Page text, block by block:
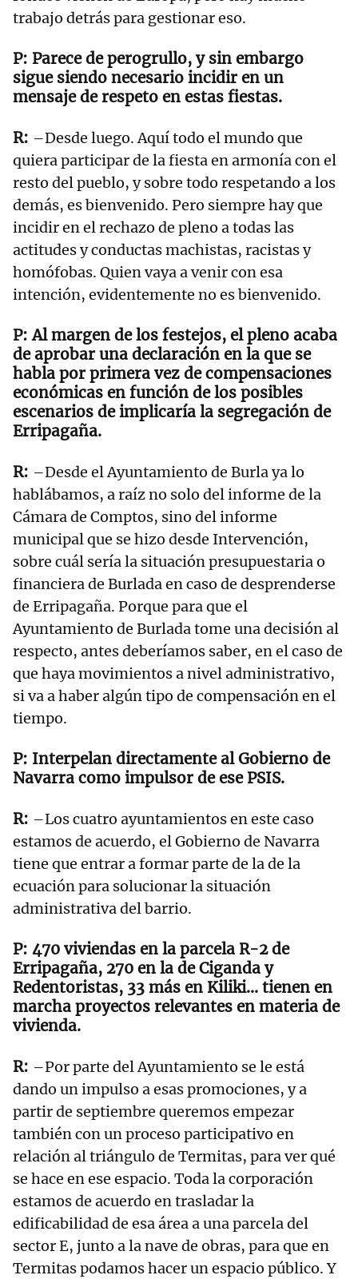
trabajo detrás para gestionar eso.
Parece de perogrullo, y sin embargo
sigue siendo necesario incidir en un
mensaje de respeto en estas fiestas.
–Desde luego. Aquí todo el mundo que
quiera participar de la fiesta en armonía con el
resto del pueblo, y sobre todo respetando a los
demás, es bienvenido. Pero siempre hay que
incidir en el rechazo de pleno a todas las
actitudes y conductas machistas, racistas y
homófobas. Quien vaya a venir con esa
intención, evidentemente no es bienvenido.
Al margen de los festejos, el pleno acaba
de aprobar una declaración en la que se
habla por primera vez de compensaciones
económicas en función de los posibles
escenarios de implicaría la segregación de
Erripagaña.
–Desde el Ayuntamiento de Burla ya lo
hablábamos, a raíz no solo del informe de la
Cámara de Comptos, sino del informe
municipal que se hizo desde Intervención,
sobre cuál sería la situación presupuestaria o
financiera de Burlada en caso de desprenderse
de Erripagaña. Porque para que el
Ayuntamiento de Burlada tome una decisión al
respecto, antes deberíamos saber, en el caso de
que haya movimientos a nivel administrativo,
si va a haber algún tipo de compensación en el
tiempo.
Interpelan directamente al Gobierno de
Navarra como impulsor de ese PSIS.
–Los cuatro ayuntamientos en este caso
estamos de acuerdo, el Gobierno de Navarra
tiene que entrar a formar parte de la de la
ecuación para solucionar la situación
administrativa del barrio.
470 viviendas en la parcela R-2 de
Erripagaña, 270 en la de Ciganda y
Redentoristas, 33 más en Kiliki... tienen en
marcha proyectos relevantes en materia de
vivienda.
–Por parte del Ayuntamiento se le está
dando un impulso a esas promociones, y a
partir de septiembre queremos empezar
también con un proceso participativo en
relación al triángulo de Termitas, para ver qué
se hace en ese espacio. Toda la corporación
estamos de acuerdo en trasladar la
edificabilidad de esa área a una parcela del
sector E, junto a la nave de obras, para que en
Termitas podamos hacer un espacio público. Y